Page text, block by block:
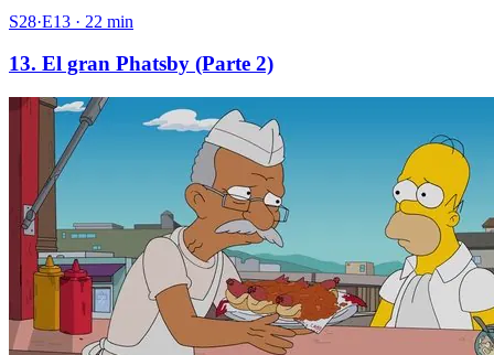
S28·E13 · 22 min
13. El gran Phatsby (Parte 2)